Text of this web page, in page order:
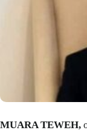
MUARA TEWEH,